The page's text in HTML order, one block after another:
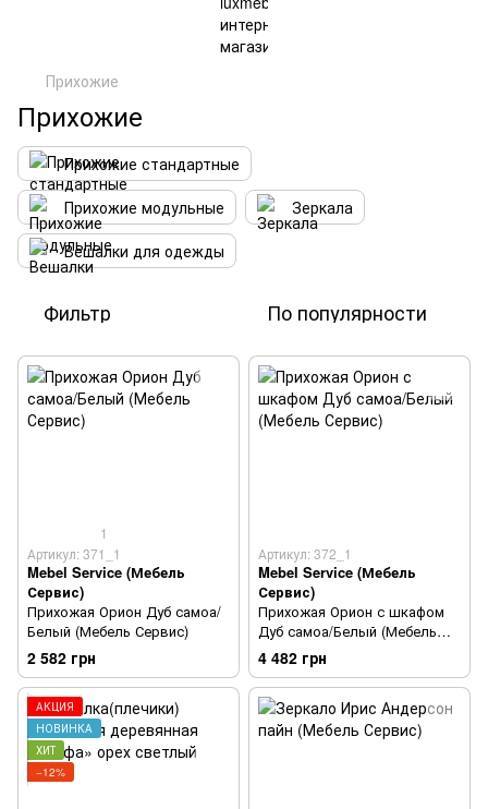
Прихожие
Прихожие
Прихожие стандартные
Прихожие модульные
Зеркала
Вешалки для одежды
Фильтр По популярности
1
Артикул: 371_1
Mebel Service (Мебель
Сервис)
Прихожая Орион Дуб самоа/
Белый (Мебель Сервис)
2 582 грн
Артикул: 372_1
Mebel Service (Мебель
Сервис)
Прихожая Орион с шкафом
Дуб самоа/Белый (Мебель
Сервис)
4 482 грн
АКЦИЯ
НОВИНКА
ХИТ
−12%